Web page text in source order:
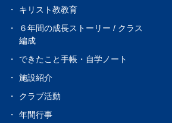
キリスト教教育
６年間の成長ストーリー / クラス
編成
できたこと手帳・自学ノート
施設紹介
クラブ活動
年間行事